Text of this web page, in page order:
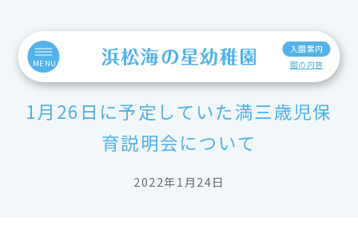
MENU
入園案内
園の内容
1月26日に予定していた満三歳児保
育説明会について
2022年1月24日